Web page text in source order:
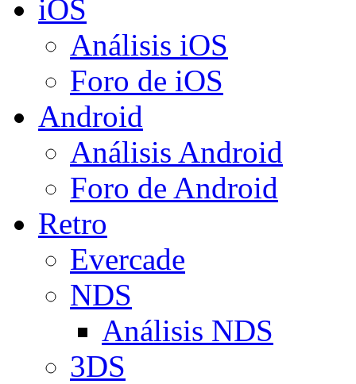
iOS
Análisis iOS
Foro de iOS
Android
Análisis Android
Foro de Android
Retro
Evercade
NDS
Análisis NDS
3DS